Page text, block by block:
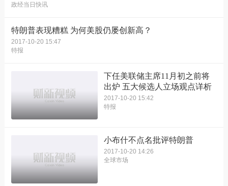
政经当日快讯
特朗普表现糟糕 为何美股仍屡创新高？
2017-10-20 15:47
特报
下任美联储主席11月初之前将
出炉 五大候选人立场观点详析
2017-10-20 15:42
特报
小布什不点名批评特朗普
2017-10-20 14:26
全球市场